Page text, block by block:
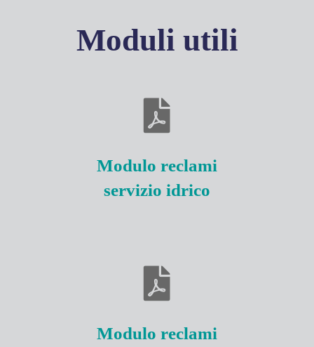
Moduli utili
Modulo reclami
servizio idrico
Modulo reclami